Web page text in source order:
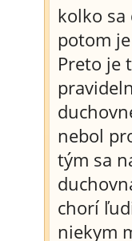
kolko sa
potom
Preto je
nebol
tým sa
chorí
niekym